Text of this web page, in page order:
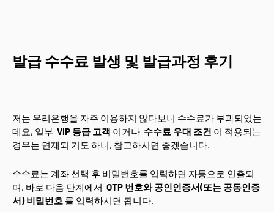
발급 수수료 발생 및 발급과정 후기
저는 우리은행을 자주 이용하지 않다보니 수수료가 부과되었는
데요, 일부 VIP 등급 고객 이거나 수수료 우대 조건 이 적용되는
경우는 면제되 기도 하니, 참고하시면 좋겠습니다.
수수료는 계좌 선택 후 비밀번호를 입력하면 자동으로 인출되
며, 바로 다음 단계에서 OTP 번호와 공인인증서(또는 공동인증
서) 비밀번호 를 입력하시면 됩니다.